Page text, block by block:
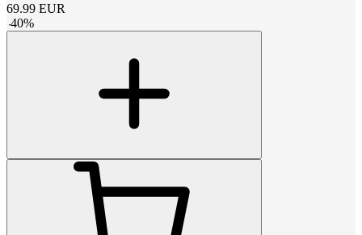
69.99 EUR
-40%